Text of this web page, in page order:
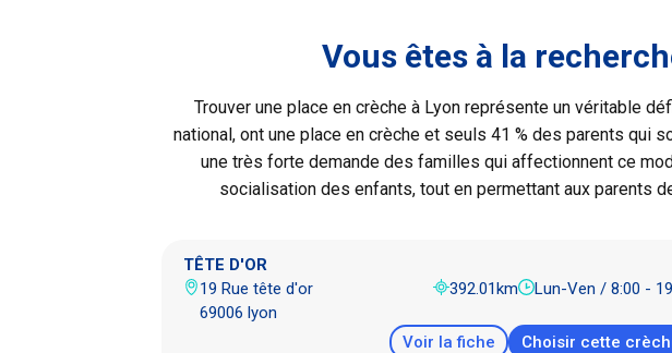
Vous êtes à la
Trouver une place en crèche à Lyon représente un véritable
national, ont une place en crèche et seuls 41 % des parents qui
une très forte demande des familles qui affectionnent ce
socialisation des enfants, tout en permettant aux parents
TÊTE D'OR
19 Rue tête d'or
69006 lyon
392.01km Lun-Ven / 8:00 -
Voir la fiche Choisir cette